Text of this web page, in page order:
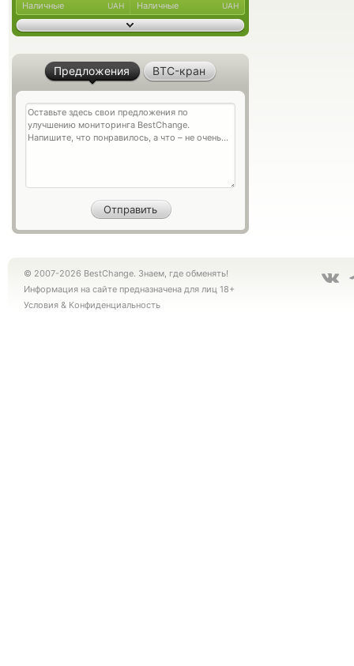
Наличные UAH Наличные UAH
Предложения BTC-кран
© 2007-2026 BestChange. Знаем, где обменять!
Информация на сайте предназначена для лиц 18+
Условия & Конфиденциальность